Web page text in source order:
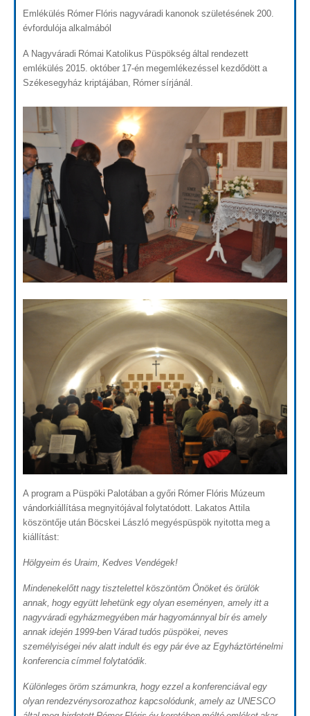
Emlékülés Rómer Flóris nagyváradi kanonok születésének 200.
évfordulója alkalmából
A Nagyváradi Római Katolikus Püspökség által rendezett
emlékülés 2015. október 17-én megemlékezéssel kezdődött a
Székesegyház kriptájában, Rómer sírjánál.
A program a Püspöki Palotában a győri Rómer Flóris Múzeum
vándorkiállítása megnyitójával folytatódott. Lakatos Attila
köszöntője után Böcskei László megyéspüspök nyitotta meg a
kiállítást:
Hölgyeim és Uraim, Kedves Vendégek!
Mindenekelőtt nagy tisztelettel köszöntöm Önöket és örülök
annak, hogy együtt lehetünk egy olyan eseményen, amely itt a
nagyváradi egyházmegyében már hagyománnyal bír és amely
annak idején 1999-ben Várad tudós püspökei, neves
személyiségei név alatt indult és egy pár éve az Egyháztörténelmi
konferencia címmel folytatódik.
Különleges öröm számunkra, hogy ezzel a konferenciával egy
olyan rendezvénysorozathoz kapcsolódunk, amely az UNESCO